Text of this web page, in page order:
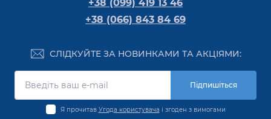
+38 (099) 419 13 46
+38 (066) 843 84 69
СЛІДКУЙТЕ ЗА НОВИНКАМИ ТА АКЦІЯМИ:
Підпишіться
Я прочитав Угода користувача і згоден з вимогами